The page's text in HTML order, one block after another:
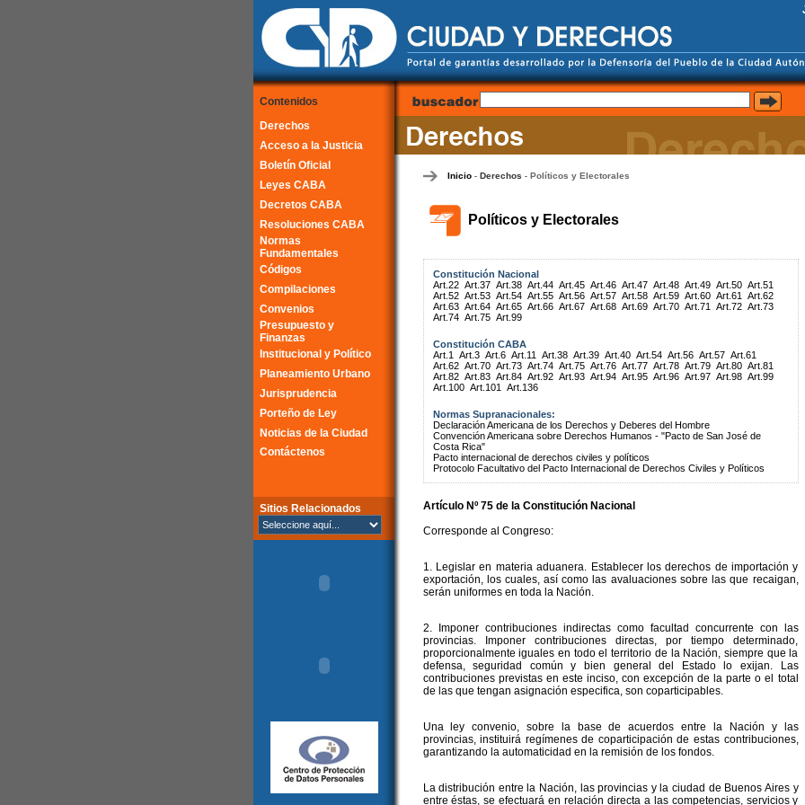
Contenidos
Derechos
Acceso a la Justicia
Boletín Oficial
Leyes CABA
Decretos CABA
Resoluciones CABA
Normas
Fundamentales
Códigos
Compilaciones
Convenios
Presupuesto y
Finanzas
Institucional y Político
Planeamiento Urbano
Jurisprudencia
Porteño de Ley
Noticias de la Ciudad
Contáctenos
Sitios Relacionados
Inicio- Derechos - Políticos y Electorales
Políticos y Electorales
Constitución Nacional
Art.22 Art.37 Art.38 Art.44 Art.45 Art.46 Art.47 Art.48 Art.49 Art.50 Art.51
Art.52 Art.53 Art.54 Art.55 Art.56 Art.57 Art.58 Art.59 Art.60 Art.61
Art.62
Art.63 Art.64 Art.65 Art.66 Art.67 Art.68 Art.69 Art.70 Art.71 Art.72 Art.73
Art.74 Art.75 Art.99
Constitución CABA
Art.1
Art.3 Art.6 Art.11 Art.38 Art.39 Art.40 Art.54 Art.56 Art.57 Art.61
Art.62 Art.70 Art.73 Art.74 Art.75 Art.76 Art.77 Art.78 Art.79 Art.80 Art.81
Art.82 Art.83 Art.84 Art.92 Art.93 Art.94 Art.95 Art.96 Art.97 Art.98 Art.99
Art.100 Art.101 Art.136
Normas Supranacionales:
Declaración Americana de los Derechos y Deberes del Hombre
Convención Americana sobre Derechos Humanos - "Pacto de San José de
Costa Rica"
Pacto internacional de derechos civiles y políticos
Protocolo Facultativo del Pacto Internacional de Derechos Civiles y Políticos
Artículo Nº 75 de la Constitución Nacional
Corresponde al Congreso:
1. Legislar en materia aduanera. Establecer los derechos de importación y
exportación, los cuales, así como las avaluaciones sobre las que recaigan,
serán uniformes en toda la Nación.
2. Imponer contribuciones indirectas como facultad concurrente con las
provincias. Imponer contribuciones directas, por tiempo determinado,
proporcionalmente iguales en todo el territorio de la Nación, siempre que la
defensa, seguridad común y bien general del Estado lo exijan. Las
contribuciones previstas en este inciso, con excepción de la parte o el total
de las que tengan asignación especifica, son coparticipables.
Una ley convenio, sobre la base de acuerdos entre la Nación y las
provincias, instituirá regímenes de coparticipación de estas contribuciones,
garantizando la automaticidad en la remisión de los fondos.
La distribución entre la Nación, las provincias y la ciudad de Buenos Aires y
entre éstas, se efectuará en relación directa a las competencias, servicios y